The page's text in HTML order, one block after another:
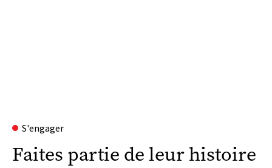
S'engager
Faites partie de leur histoire